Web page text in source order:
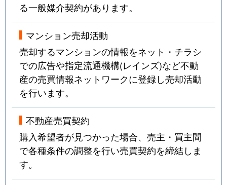
る一般媒介契約があります。
マンション売却活動
売却するマンションの情報をネット・チラシ
での広告や指定流通機構(レインズ)など不動
産の売買情報ネットワークに登録し売却活動
を行います。
不動産売買契約
購入希望者が見つかった場合、売主・買主間
で各種条件の調整を行い売買契約を締結しま
す。